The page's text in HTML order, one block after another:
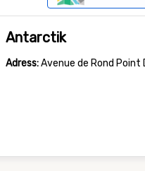
Antarctik
Adress:Avenue de Rond Point